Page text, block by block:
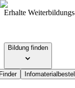
Erhalte
Bildung finden